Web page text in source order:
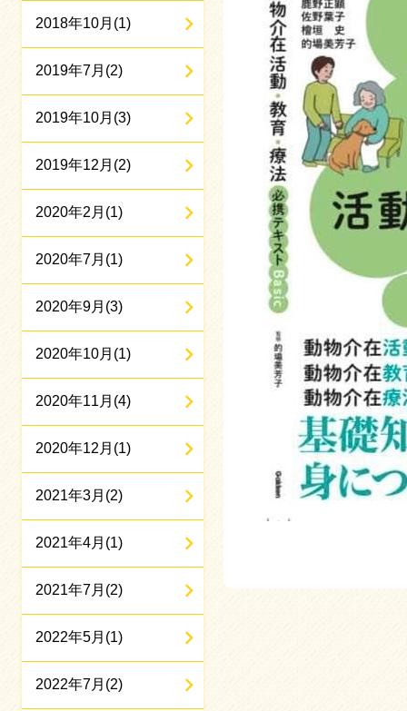
2018年10月(1)
2019年7月(2)
2019年10月(3)
2019年12月(2)
2020年2月(1)
2020年7月(1)
2020年9月(3)
2020年10月(1)
2020年11月(4)
2020年12月(1)
2021年3月(2)
2021年4月(1)
2021年7月(2)
2022年5月(1)
2022年7月(2)